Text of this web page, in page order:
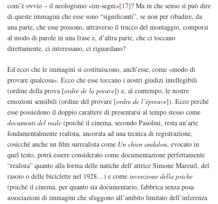
com’è ovvio – il neologismo «im-segni»[17]? Ma in che senso si può dire
di queste immagini che esse sono “significanti”, se non per ribadire, da
una parte, che esse possono, attraverso il trucco del montaggio, comporsi
al modo di parole in una frase e, d’altra parte, che ci toccano
direttamente, ci interessano, ci riguardano?
Ed ecco che le immagini si costituiscono, anch’esse, come «modo di
provare qualcosa». Ecco che esse toccano i nostri giudizi intellegibili
(ordine della prova [ordre de la preuve]) e, al contempo, le nostre
emozioni sensibili (ordine del provare [ordre de l’épreuve]). Ecco perché
esse possiedono il doppio carattere di presentarsi al tempo stesso come
documenti del reale (poiché il cinema, secondo Pasolini, resta un’arte
fondamentalmente realista, ancorata ad una tecnica di registrazione,
cosicché anche un film surrealista come Un chien andalou, evocato in
quel testo, potrà essere considerato come documentazione perfettamente
“realista” quanto alla forma delle natiche dell’attrice Simone Mareuil, del
rasoio o delle biciclette nel 1928…) e come invenzione della psiche
(poiché il cinema, per quanto sia documentario, fabbrica senza posa
associazioni di immagini che sfuggono all’ambito limitato dell’inferenza